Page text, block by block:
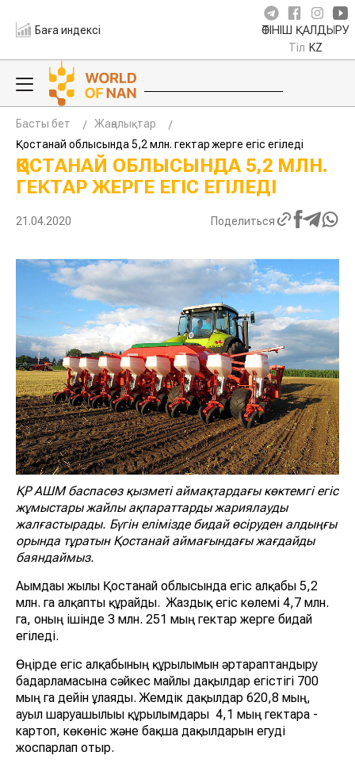
Баға индексі ӨТІНІШ ҚАЛДЫРУ
Тіл KZ
Басты бет
Жаңалықтар
Қостанай облысында 5,2 млн. гектар жерге егіс егіледі
ҚОСТАНАЙ ОБЛЫСЫНДА 5,2 МЛН.
ГЕКТАР ЖЕРГЕ ЕГІС ЕГІЛЕДІ
21.04.2020 Поделиться
ҚР АШМ баспасөз қызметі аймақтардағы көктемгі егіс
жұмыстары жайлы ақпараттарды жариялауды
жалғастырады. Бүгін елімізде бидай өсіруден алдыңғы
орында тұратын Қостанай аймағындағы жағдайды
баяндаймыз.
Ағымдағы жылы Қостанай облысында егіс алқабы 5,2
млн. га алқапты құрайды. Жаздық егіс көлемі 4,7 млн.
га, оның ішінде 3 млн. 251 мың гектар жерге бидай
егіледі.
Өңірде егіс алқабының құрылымын әртараптандыру
бағдарламасына сәйкес майлы дақылдар егістігі 700
мың га дейін ұлғаяды. Жемдік дақылдар 620,8 мың,
ауыл шаруашылығы құрылымдары 4,1 мың гектарға -
картоп, көкөніс және бақша дақылдарын егуді
жоспарлап отыр.